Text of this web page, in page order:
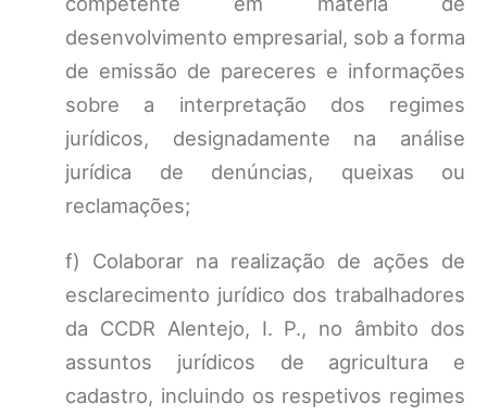
desenvolvimento empresarial, sob a forma
de emissão de pareceres e informações
sobre a interpretação dos regimes
jurídicos, designadamente na análise
jurídica de denúncias, queixas ou
reclamações;
f) Colaborar na realização de ações de
esclarecimento jurídico dos trabalhadores
da CCDR Alentejo, I. P., no âmbito dos
assuntos jurídicos de agricultura e
cadastro, incluindo os respetivos regimes